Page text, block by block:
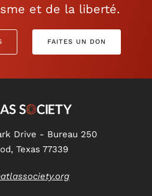
et de la liberté.
FAITES UN DON
Drive - Bureau 250
Texas 77339